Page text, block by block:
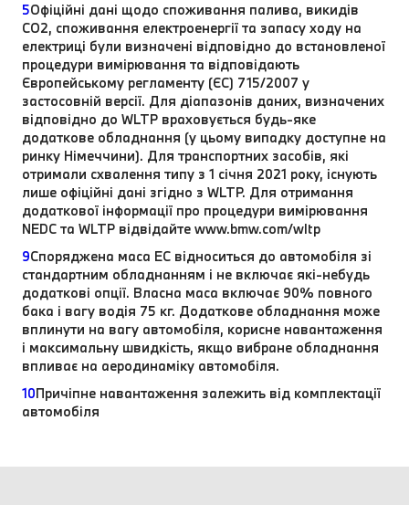
5Офіційні дані щодо споживання палива, викидів
CO2, споживання електроенергії та запасу ходу на
електриці були визначені відповідно до встановленої
процедури вимірювання та відповідають
Європейському регламенту (ЄС) 715/2007 у
застосовній версії. Для діапазонів даних, визначених
відповідно до WLTP враховується будь-яке
додаткове обладнання (у цьому випадку доступне на
ринку Німеччини). Для транспортних засобів, які
отримали схвалення типу з 1 січня 2021 року, існують
лише офіційні дані згідно з WLTP. Для отримання
додаткової інформації про процедури вимірювання
NEDC та WLTP відвідайте www.bmw.com/wltp
9Споряджена маса EC відноситься до автомобіля зі
стандартним обладнанням і не включає які-небудь
додаткові опції. Власна маса включає 90% повного
бака і вагу водія 75 кг. Додаткове обладнання може
вплинути на вагу автомобіля, корисне навантаження
і максимальну швидкість, якщо вибране обладнання
впливає на аеродинаміку автомобіля.
10Причіпне навантаження залежить від комплектації
автомобіля